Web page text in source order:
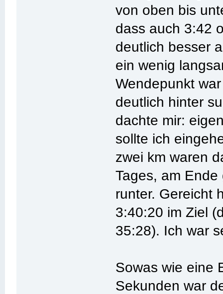
von oben bis
dass auch 3:42
deutlich besser
ein wenig
Wendepunkt
deutlich hinter
dachte mir:
sollte ich
zwei km waren
Tages, am
runter. Gereicht
3:40:20 im Ziel
35:28). Ich war
Sowas wie eine
Sekunden war